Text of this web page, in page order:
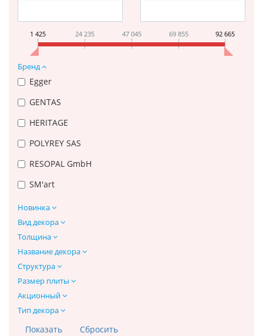
1 425 24 235 47 045 69 855 92 665
Бренд
Egger
GENTAS
HERITAGE
POLYREY SAS
RESOPAL GmbH
SM'art
Новинка
Вид декора
Толщина
Название декора
Структура
Размер плиты
Акционный
Тип декора